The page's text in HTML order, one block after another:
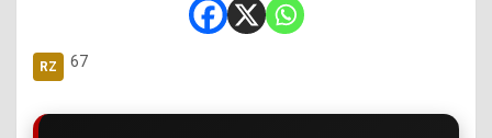
67